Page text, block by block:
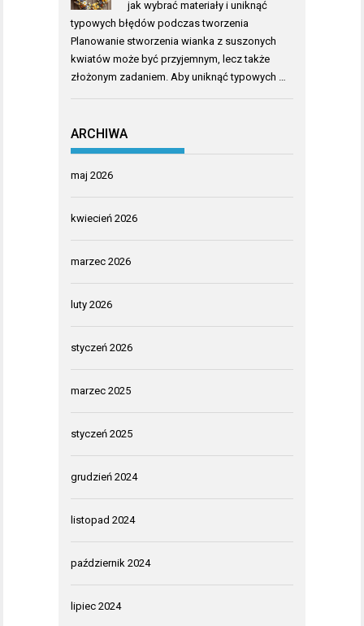
jak wybrać materiały i uniknąć
typowych błędów podczas tworzenia
Planowanie stworzenia wianka z suszonych
kwiatów może być przyjemnym, lecz także
złożonym zadaniem. Aby uniknąć typowych …
ARCHIWA
maj 2026
kwiecień 2026
marzec 2026
luty 2026
styczeń 2026
marzec 2025
styczeń 2025
grudzień 2024
listopad 2024
październik 2024
lipiec 2024